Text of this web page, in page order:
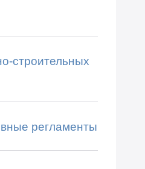
строительных
регламенты